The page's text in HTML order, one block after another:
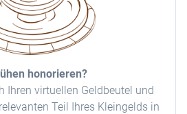
honorieren?
Ihren virtuellen Geldbeutel und
Teil Ihres Kleingelds in